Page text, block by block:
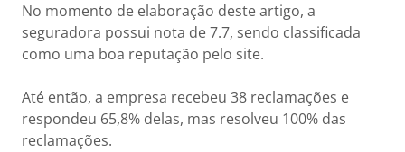
No momento de elaboração deste artigo, a
seguradora possui nota de 7.7, sendo classificada
como uma boa reputação pelo site.
Até então, a empresa recebeu 38 reclamações e
respondeu 65,8% delas, mas resolveu 100% das
reclamações.